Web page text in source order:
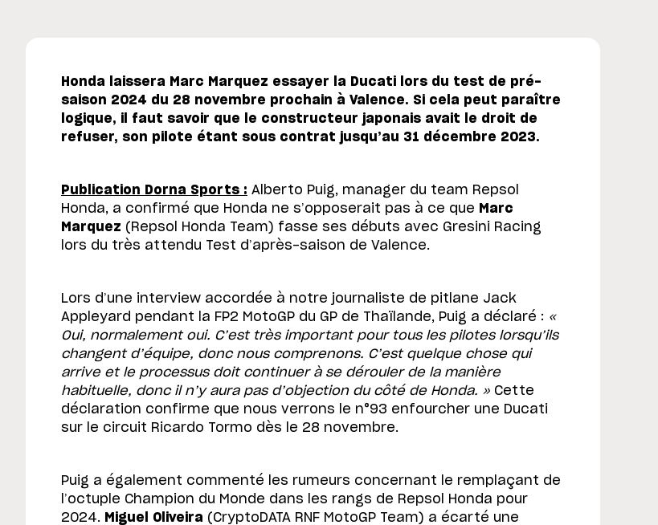
Honda laissera Marc Marquez essayer la Ducati lors du test de pré-
saison 2024 du 28 novembre prochain à Valence. Si cela peut paraître
logique, il faut savoir que le constructeur japonais avait le droit de
refuser, son pilote étant sous contrat jusqu’au 31 décembre 2023.
Publication Dorna Sports : Alberto Puig, manager du team Repsol
Honda, a confirmé que Honda ne s’opposerait pas à ce que Marc
Marquez (Repsol Honda Team) fasse ses débuts avec Gresini Racing
lors du très attendu Test d’après-saison de Valence.
Lors d’une interview accordée à notre journaliste de pitlane Jack
Appleyard pendant la FP2 MotoGP du GP de Thaïlande, Puig a déclaré : «
Oui, normalement oui. C’est très important pour tous les pilotes lorsqu’ils
changent d’équipe, donc nous comprenons. C’est quelque chose qui
arrive et le processus doit continuer à se dérouler de la manière
habituelle, donc il n’y aura pas d’objection du côté de Honda. » Cette
déclaration confirme que nous verrons le n°93 enfourcher une Ducati
sur le circuit Ricardo Tormo dès le 28 novembre.
Puig a également commenté les rumeurs concernant le remplaçant de
l’octuple Champion du Monde dans les rangs de Repsol Honda pour
2024. Miguel Oliveira (CryptoDATA RNF MotoGP Team) a écarté une